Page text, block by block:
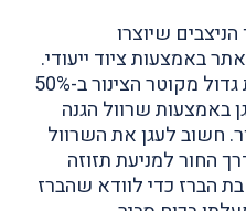
הניצבים שיוצרו
באמצעות ציוד ייעודי.
מקוטר הצינור ב-50%
באמצעות שרוול הגנה
חשוב לעגן את השרוול
החור למניעת תזוזה
הברז כדי לוודא שהברז